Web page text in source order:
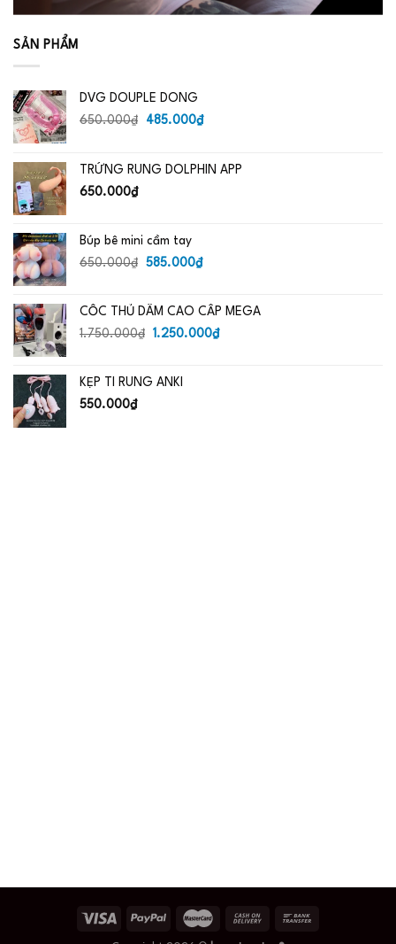
SẢN PHẨM
DVG DOUPLE DONG
650.000₫
Giá
650.000₫.
485.000₫Giá
là:
TRỨNG RUNG DOLPHIN APP
650.000₫
Búp bê mini cầm tay
650.000₫
Giá
650.000₫.
585.000₫Giá
là:
585.000₫.
CỐC THỦ DÂM CAO CẤP MEGA
1.750.000₫
Giá
1.750.000₫.
1.250.000₫Giá
KẸP TI RUNG ANKI
550.000₫